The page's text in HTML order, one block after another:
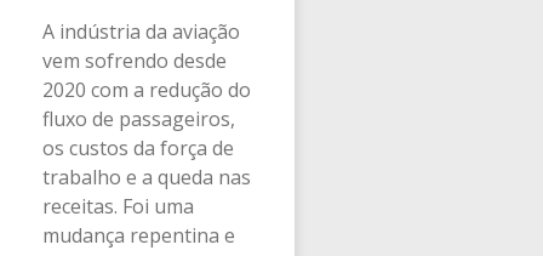
A indústria da aviação
vem sofrendo desde
2020 com a redução do
fluxo de passageiros,
os custos da força de
trabalho e a queda nas
receitas. Foi uma
mudança repentina e